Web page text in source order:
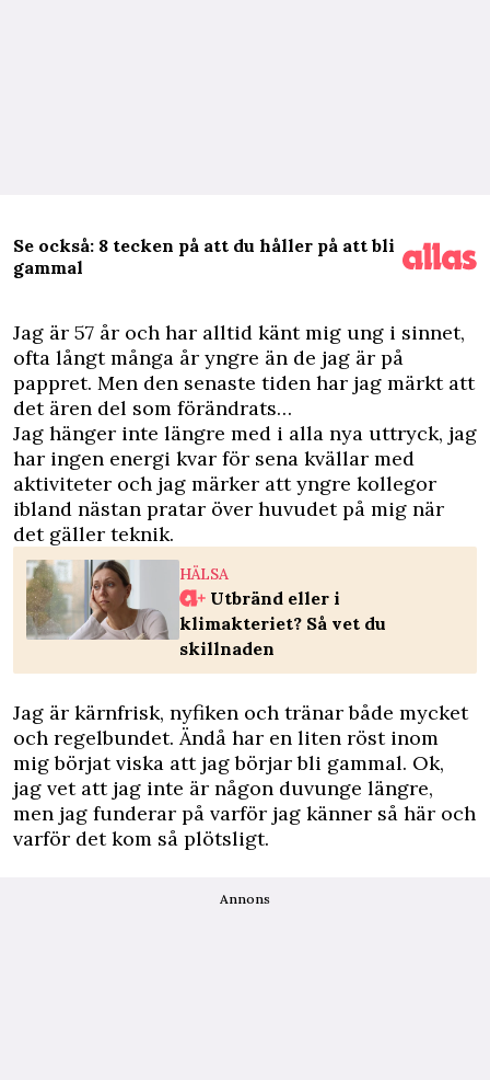
Se också: 8 tecken på att du håller på att bli
gammal
Jag är 57 år och har alltid känt mig ung i sinnet,
ofta långt många år yngre än de jag är på
pappret. Men den senaste tiden har jag märkt att
det ären del som förändrats…
Jag hänger inte längre med i alla nya uttryck, jag
har ingen energi kvar för sena kvällar med
aktiviteter och jag märker att yngre kollegor
ibland nästan pratar över huvudet på mig när
det gäller teknik.
HÄLSA
Utbränd eller i
klimakteriet? Så vet du
skillnaden
Jag är kärnfrisk, nyfiken och tränar både mycket
och regelbundet. Ändå har en liten röst inom
mig börjat viska att jag börjar bli gammal. Ok,
jag vet att jag inte är någon duvunge längre,
men jag funderar på varför jag känner så här och
varför det kom så plötsligt.
Annons